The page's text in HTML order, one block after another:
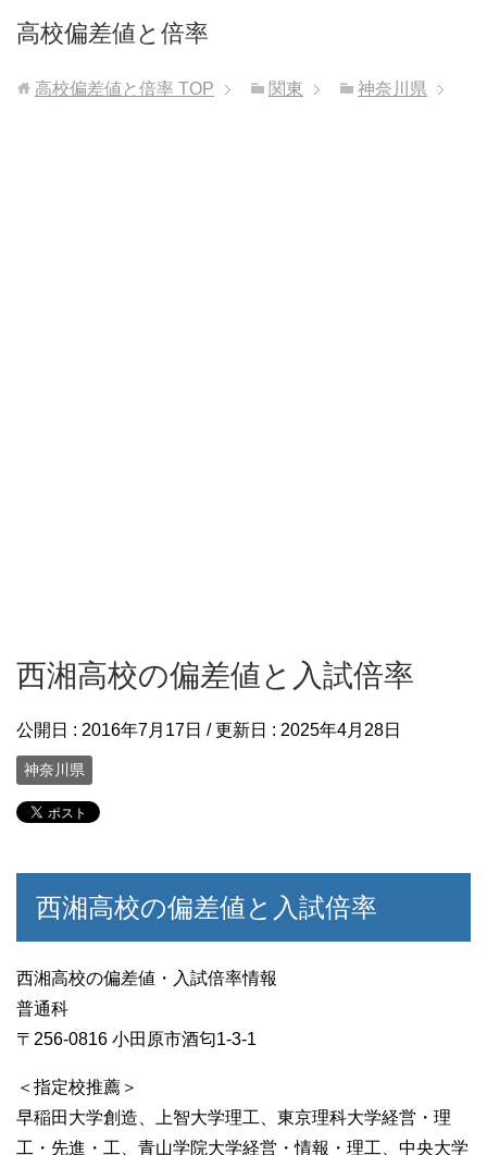
高校偏差値と倍率
高校偏差値と倍率 TOP 関東 神奈川県
西湘高校の偏差値と入試倍率
公開日 : 2016年7月17日 / 更新日 : 2025年4月28日
神奈川県
西湘高校の偏差値と入試倍率
西湘高校の偏差値・入試倍率情報
普通科
〒256-0816 小田原市酒匂1-3-1
＜指定校推薦＞
早稲田大学創造、上智大学理工、東京理科大学経営・理
工・先進・工、青山学院大学経営・情報・理工、中央大学